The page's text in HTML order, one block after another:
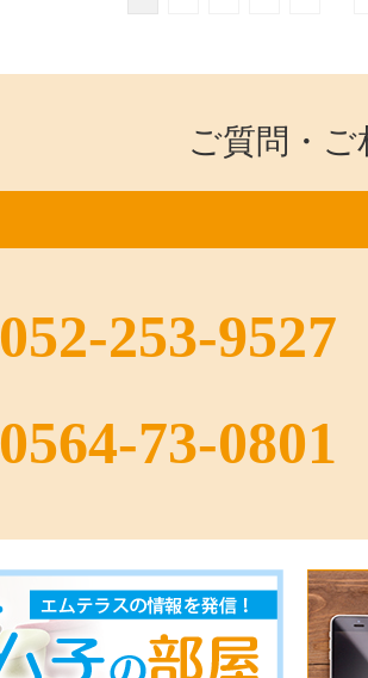
ご質問・
052-253-9527
0564-73-0801